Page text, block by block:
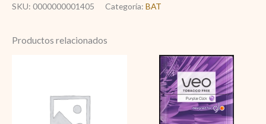
SKU: 0000000001405 Categoría: BAT
Productos relacionados
VEO
Purple
click
cantidad